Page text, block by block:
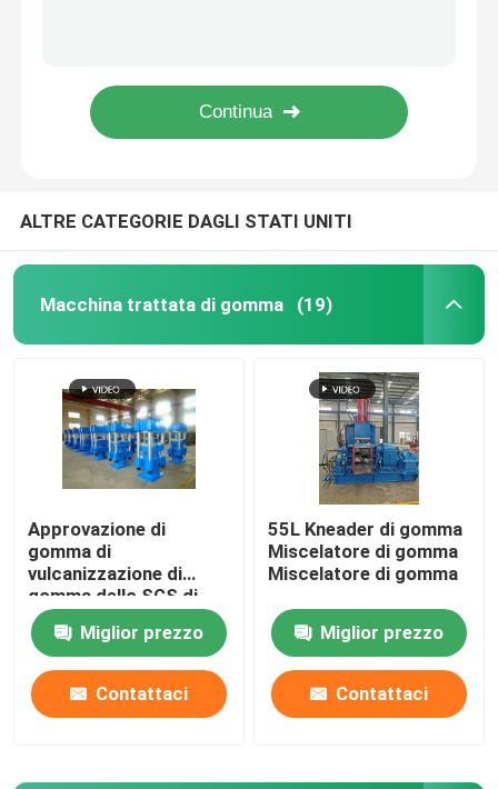
Linea di produzione di gomma della polvere
Miscelatore di gomma di Banbury
Stampa di vulcanizzazione di gomma
Linea di gomma ripresa dello strato
Linea di riciclaggio della plastica
pallina da tennis che fa macchina
Smerigliatrice di gomma Machine
Lotto fuori dalla macchina di raffreddamento di
ALTRE CATEGORIE DAGLI STATI UNITI
Macchina trattata di gomma (19)
Approvazione di
gomma di
vulcanizzazione di
gomma dello SGS di
Toy Making Machine
della stampa dello SpA
Miglior prezzo
Contattaci
55L Kneader di gomma
Miscelatore di gomma
Miscelatore di gomma
Miglior prezzo
Contattaci